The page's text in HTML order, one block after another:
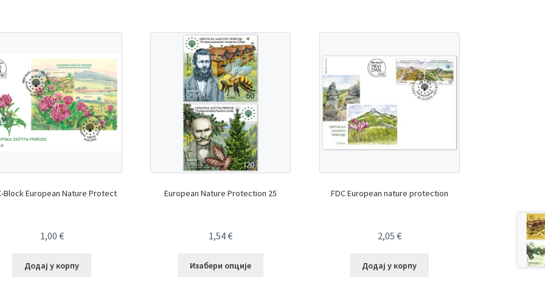
Block European Nature Protect
1,00 €
Додај у корпу
European Nature Protection 25
1,54€
Изабери опције
FDC European nature protection
2,05 €
Додај у корпу